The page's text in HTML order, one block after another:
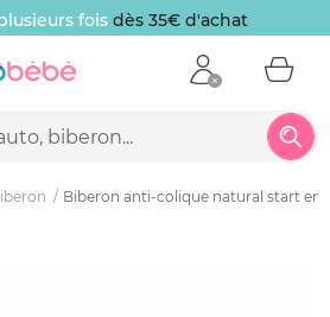
fois dès 35€ d'achat
Biberon anti-colique natural start en